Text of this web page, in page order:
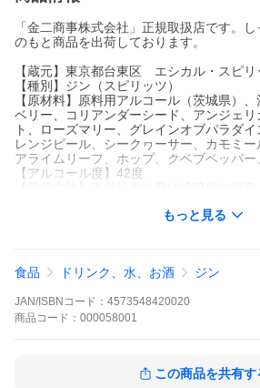
「金二商事株式会社」正規取扱店です。
のもと商品を出荷しております。
【蔵元】東京都台東区 エシカル・スピリ
【種別】ジン（スピリッツ）
【原材料】原料用アルコール（茨城県）
ベリー、コリアンダーシード、アンジェ
ト、ローズマリー、グレインオブパラダ
レンジピール、シークヮーサー、カモミ
アライムリーフ、ホップ、クベブペッパー
【アルコール度】42度
1.8Lを含む場合(税込) 1本:188円、2本
※木箱・甕入りなど規格外の場合はこの限
LAST ELYSIUMは、ベーススピリッツに用
Tの中で最もクラシカルなドライジンです。
もっと見る
食品 ドリンク、水、お酒 ジン
JAN/ISBNコード： 4573548420020
商品 コード： 000058001
この商品を共有す